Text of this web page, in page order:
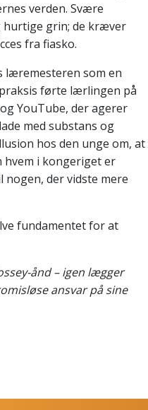
verden. Svære
hurtige grin; de kræver
fra fiasko.
læremesteren som en
førte lærlingen på
ogYouTube, der agerer
med substans og
hos den unge om, at
hvem i kongeriget er
der vidste mere
fundamentet for at
ånd – igen lægger
ansvar på sine